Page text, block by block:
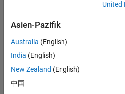
Keine
United
Asien-Pazifik
Australia (English)
India (English)
New Zealand (English)
中国